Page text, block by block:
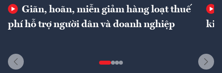
Giãn, hoãn, miễn giảm hàng loạt thuế
phí hỗ trợ người dân và doanh nghiệp